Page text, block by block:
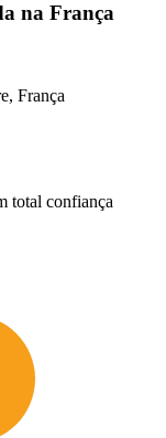
na França
França
total confiança